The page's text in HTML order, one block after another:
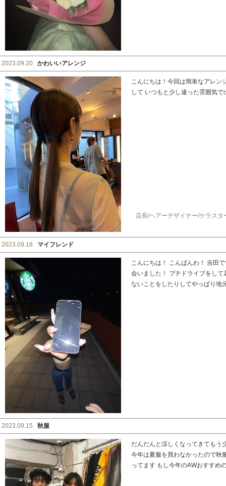
2023.09.20 かわいいアレンジ
こんにちは！今回は簡単なアレン
して いつもと少し違った雰囲気
店長/ヘアーデザイナー/ケラス
2023.09.18 マイフレンド
こんにちは！ こんばんわ！ 吉田
会いました！ プチドライブをし
ないことをしたりしてやっぱり地
2023.09.15 秋服
だんだんと涼しくなってきてもう
今年は夏服を買わなかったので秋
ってます もし今年のAWおすすめ